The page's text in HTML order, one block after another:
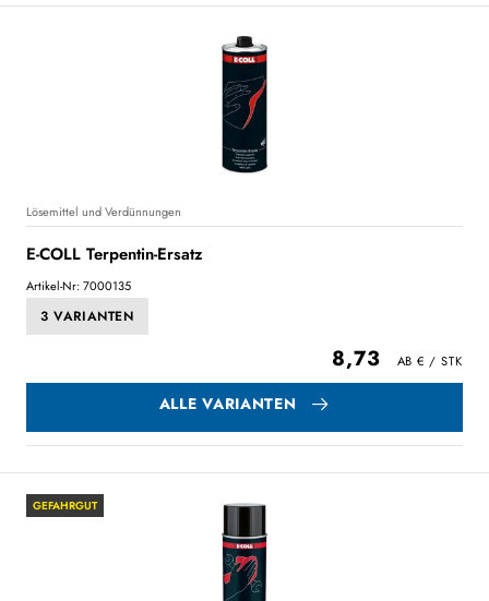
Lösemittel und Verdünnungen
E-COLL Terpentin-Ersatz
Artikel-Nr: 7000135
3 VARIANTEN
8,73
ALLE VARIANTEN
GEFAHRGUT